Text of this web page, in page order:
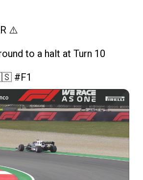
⚠️
to a halt at Turn 10
#F1